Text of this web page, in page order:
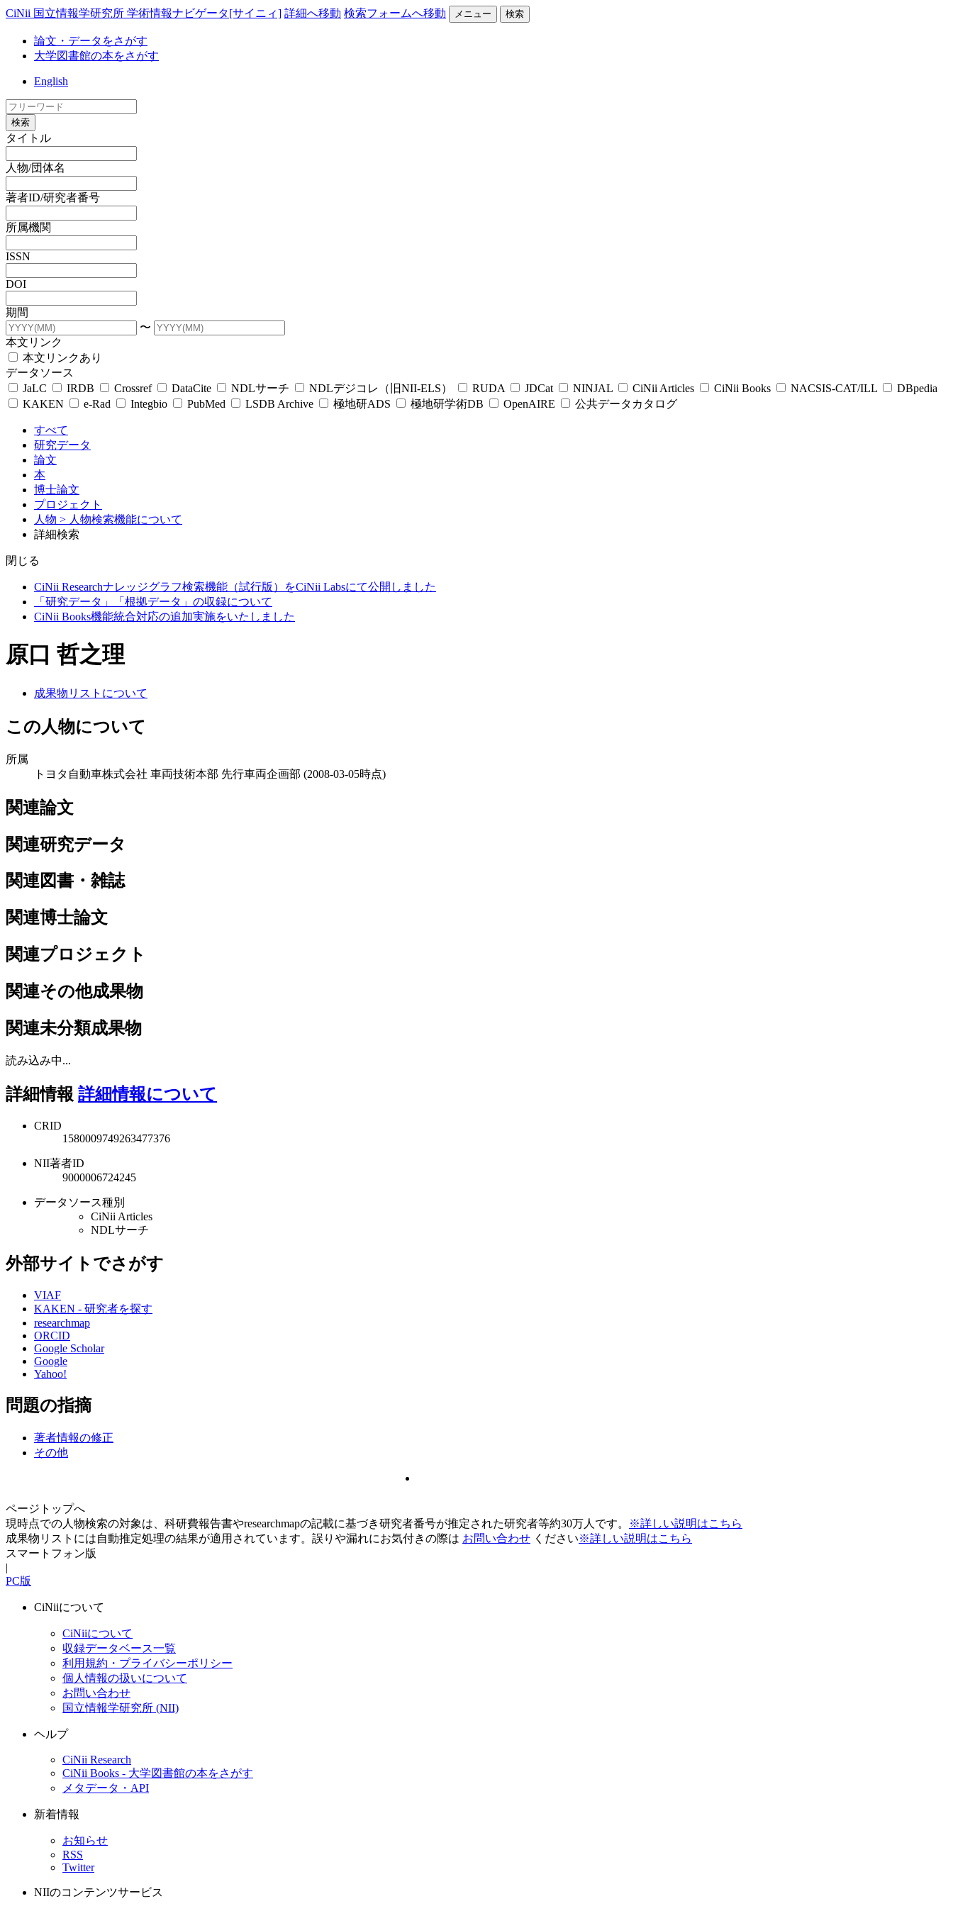
CiNii 国立情報学研究所 学術情報ナビゲータ[サイニィ] 詳細へ移動 検索フォームへ移動 メニュー 検索
論文・データをさがす
大学図書館の本をさがす
English
検索
タイトル
人物/団体名
著者ID/研究者番号
所属機関
ISSN
DOI
期間
〜
本文リンク
本文リンクあり
データソース
JaLC
IRDB Crossref DataCite NDLサーチ NDLデジコレ（旧NII-ELS） RUDA JDCat NINJAL CiNii Articles CiNii Books NACSIS-CAT/ILL
DBpedia
KAKEN
e-Rad Integbio PubMed LSDB Archive 極地研ADS 極地研学術DB OpenAIRE 公共データカタログ
すべて
研究データ
論文
本
博士論文
プロジェクト
人物 > 人物検索機能について
詳細検索
閉じる
CiNii Researchナレッジグラフ検索機能（試行版）をCiNii Labsにて公開しました
「研究データ」「根拠データ」の収録について
CiNii Books機能統合対応の追加実施をいたしました
原口 哲之理
成果物リストについて
この人物について
所属
トヨタ自動車株式会社 車両技術本部 先行車両企画部 (2008-03-05時点)
関連論文
関連研究データ
関連図書・雑誌
関連博士論文
関連プロジェクト
関連その他成果物
関連未分類成果物
読み込み中...
詳細情報 詳細情報について
CRID
1580009749263477376
NII著者ID
9000006724245
データソース種別
CiNii Articles
NDLサーチ
外部サイトでさがす
VIAF
KAKEN - 研究者を探す
researchmap
ORCID
Google Scholar
Google
Yahoo!
問題の指摘
著者情報の修正
その他
ページトップへ
現時点での人物検索の対象は、科研費報告書やresearchmapの記載に基づき研究者番号が推定された研究者等約30万人です。
※詳しい説明はこちら
成果物リストには自動推定処理の結果が適用されています。誤りや漏れにお気付きの際は お問い合わせ ください※詳しい説明はこちら
スマートフォン版
|
PC版
CiNiiについて
CiNiiについて
収録データベース一覧
利用規約・プライバシーポリシー
個人情報の扱いについて
お問い合わせ
国立情報学研究所 (NII)
ヘルプ
CiNii Research
CiNii Books - 大学図書館の本をさがす
メタデータ・API
新着情報
お知らせ
RSS
Twitter
NIIのコンテンツサービス